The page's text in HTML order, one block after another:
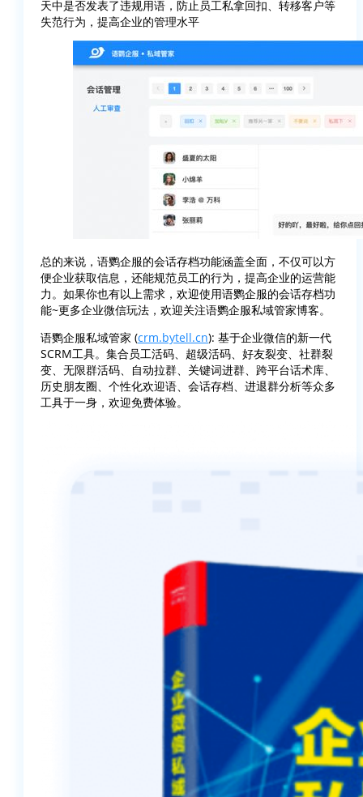
天中是否发表了违规用语，防止员工私拿回扣、转移客户等
失范行为，提高企业的管理水平
总的来说，语鹦企服的会话存档功能涵盖全面，不仅可以方
便企业获取信息，还能规范员工的行为，提高企业的运营能
力。如果你也有以上需求，欢迎使用语鹦企服的会话存档功
能~更多企业微信玩法，欢迎关注语鹦企服私域管家博客。
语鹦企服私域管家 (crm.bytell.cn): 基于企业微信的新一代
SCRM工具。集合员工活码、超级活码、好友裂变、社群裂
变、无限群活码、自动拉群、关键词进群、跨平台话术库、
历史朋友圈、个性化欢迎语、会话存档、进退群分析等众多
工具于一身，欢迎免费体验。